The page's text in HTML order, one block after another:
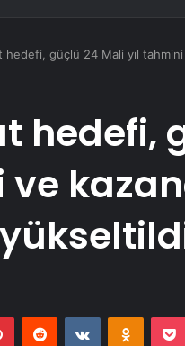
hedefi, güçlü 24 Mali yıl
hedefi,
ve
PinterestReddit VKontakte